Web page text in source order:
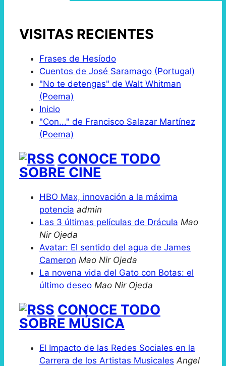
VISITAS RECIENTES
Frases de Hesíodo
Cuentos de José Saramago (Portugal)
"No te detengas" de Walt Whitman
(Poema)
Inicio
"Con..." de Francisco Salazar Martínez
(Poema)
CONOCE TODO
SOBRE CINE
HBO Max, innovación a la máxima
potencia admin
Las 3 últimas películas de Drácula Mao
Nir Ojeda
Avatar: El sentido del agua de James
Cameron Mao Nir Ojeda
La novena vida del Gato con Botas: el
último deseo Mao Nir Ojeda
CONOCE TODO
SOBRE MÚSICA
El Impacto de las Redes Sociales en la
Carrera de los Artistas Musicales Angel